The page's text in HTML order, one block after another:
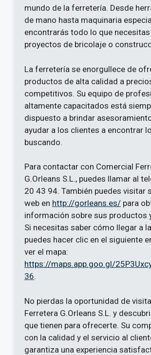
mundo de la ferretería. Desde
de mano hasta maquinaria
encontrarás todo lo que
proyectos de bricolaje o
La ferretería se enorgullece de
productos de alta calidad a
competitivos. Su equipo de
altamente capacitados está
dispuesto a brindar
ayudar a los clientes a encontrar
buscando.
Para contactar con Comercial
G.Orleans S.L., puedes llamar al
20 43 94. También puedes visitar
web en http://gorleans.es/ para
información sobre sus productos
Si necesitas saber cómo llegar a
puedes hacer clic en el siguiente
ver el mapa:
https://maps.app.goo.gl/
36.
No pierdas la oportunidad de
Ferretera G.Orleans S.L. y
que tienen para ofrecerte. Su
con la calidad y el servicio al
garantiza una experiencia